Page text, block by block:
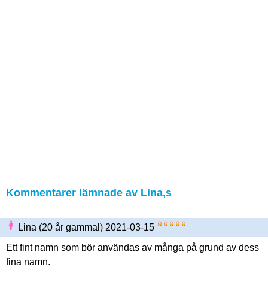
Kommentarer lämnade av Lina,s
Lina (20 år gammal) 2021-03-15
Ett fint namn som bör användas av många på grund av dess
fina namn.